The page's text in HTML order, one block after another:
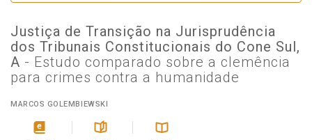
Justiça de Transição na Jurisprudência
dos Tribunais Constitucionais do Cone Sul,
A - Estudo comparado sobre a clemência
para crimes contra a humanidade
MARCOS GOLEMBIEWSKI